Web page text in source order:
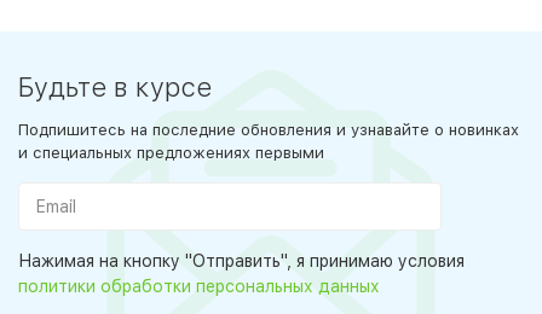
Будьте в курсе
Подпишитесь на последние обновления и узнавайте о новинках
и специальных предложениях первыми
Нажимая на кнопку "Отправить", я принимаю условия
политики обработки персональных данных